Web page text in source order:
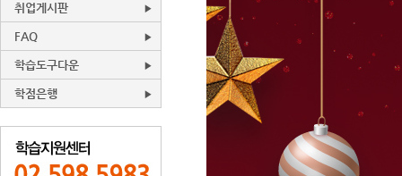
취업게시판
FAQ
학습도구다운
학점은행